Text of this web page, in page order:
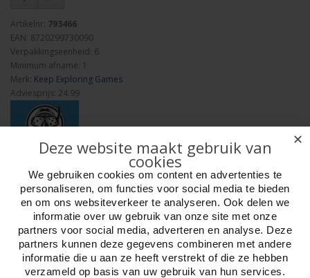
Artikelnr: 793466
EAN: 8720299730090
Verpakkingseenheid: 6
Minimum afname: 1
Merk: Keep Exploring Games
Adviesprijs: 24.99
Bestellen
✕
Deze website maakt gebruik van
cookies
We gebruiken cookies om content en advertenties te
personaliseren, om functies voor social media te bieden
en om ons websiteverkeer te analyseren. Ook delen we
informatie over uw gebruik van onze site met onze
partners voor social media, adverteren en analyse. Deze
partners kunnen deze gegevens combineren met andere
informatie die u aan ze heeft verstrekt of die ze hebben
verzameld op basis van uw gebruik van hun services.